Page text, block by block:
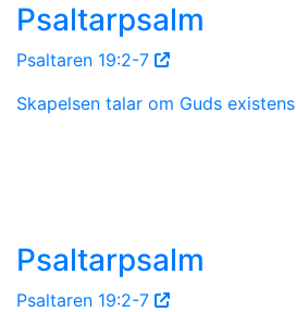
Psaltarpsalm
Psaltaren 19:2-7
Skapelsen talar om Guds existens
Psaltarpsalm
Psaltaren 19:2-7